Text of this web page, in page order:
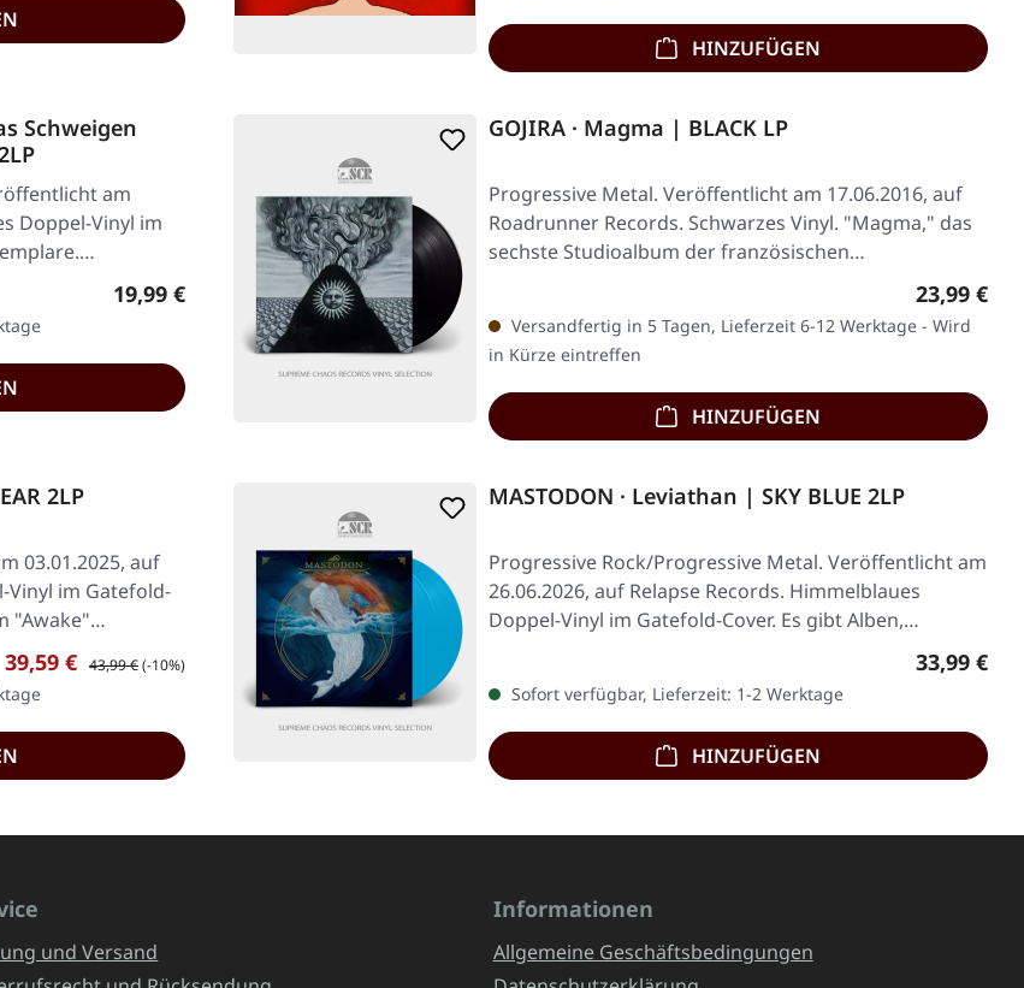
HINZUFÜGEN
Schweigen
am
Doppel-Vinyl im
Regulärer Preis:
19,99 €
GOJIRA · Magma | BLACK LP
Progressive Metal. Veröffentlicht am 17.06.2016, auf
Roadrunner Records. Schwarzes Vinyl. "Magma," das
sechste Studioalbum der französischen…
Regulärer
23,99 €
Versandfertig in 5 Tagen, Lieferzeit 6-12 Werktage - Wird
in Kürze eintreffen
HINZUFÜGEN
2LP
03.01.2025, auf
Vinyl im Gatefold-
"Awake"…
Verkaufspreis:
39,59 € Regulärer Preis:
43,99 €(-10%)
MASTODON · Leviathan | SKY BLUE 2LP
Progressive Rock/Progressive Metal. Veröffentlicht am
26.06.2026, auf Relapse Records. Himmelblaues
Doppel-Vinyl im Gatefold-Cover. Es gibt Alben,…
Regulärer
33,99 €
Sofort verfügbar, Lieferzeit: 1-2 Werktage
HINZUFÜGEN
und Versand
Informationen
Allgemeine Geschäftsbedingungen